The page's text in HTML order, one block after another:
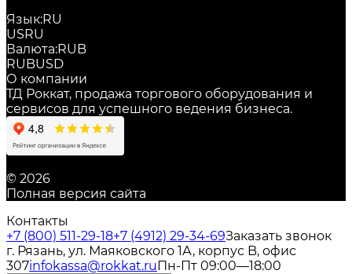
Язык:RU
USRU
Валюта:RUB
RUBUSD
О компании
ТД Роккат, продажа торгового оборудования и
сервисов для успешного ведения бизнеса.
© 2026
Полная версия сайта
Контакты
+7 (800) 511-29-18+7 (4912) 29-34-69Заказать звонок
г. Рязань, ул. Маяковского 1А, корпус B, офис
307infokassa@rokkat.ruПн-Пт 09:00—18:00